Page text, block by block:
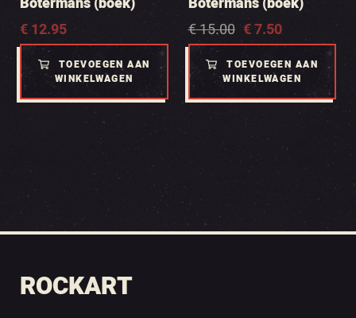
€12.95
TOEVOEGEN AAN
WINKELWAGEN
€15.00
Oorspronkelijke
prijs
was:
€ 15.00.
€7.50
Huidige
prijs
€ 7.50.
TOEVOEGEN AAN
WINKELWAGEN
ROCKART